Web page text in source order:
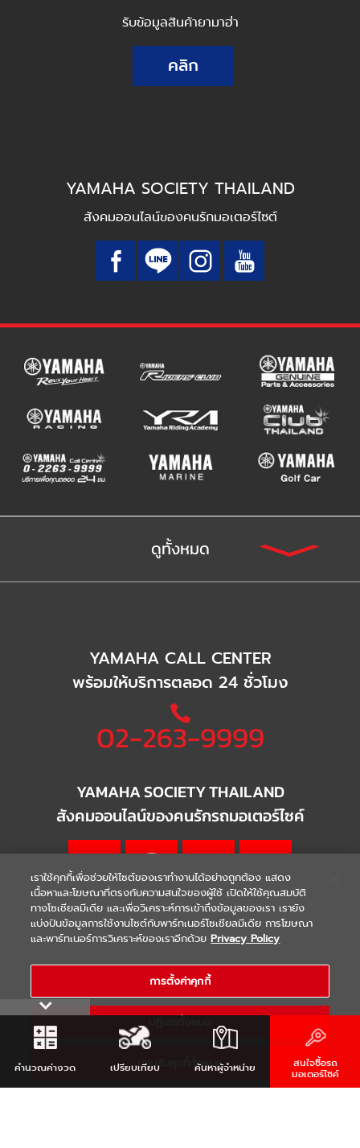
รับข้อมูลสินค้ายามาฮ่า
คลิก
YAMAHA SOCIETY THAILAND
สังคมออนไลน์ของคนรักมอเตอร์ไซต์
ดูทั้งหมด
YAMAHA CALL CENTER
พร้อมให้บริการตลอด 24 ชั่วโมง
02-263-9999
YAMAHA SOCIETY THAILAND
สังคมออนไลน์ของคนรักรถมอเตอร์ไซค์
WARRANTY | Terms & Conditions
COPYRIGHT 2021 THAI YAMAHA MOTOR CO.,LTD. ALL RIGHTS
RESERVED
คำนวณค่างวด เปรียบเทียบ ค้นหาผู้จำหน่าย สนใจซื้อรถ
มอเตอร์ไซค์
เราใช้คุกกี้เพื่อช่วยให้ไซต์ของเราทำงานได้อย่างถูกต้อง แสดง
เนื้อหาและโฆษณาที่ตรงกับความสนใจของผู้ใช้ เปิดให้ใช้คุณสมบัติ
ทางโซเชียลมีเดีย และเพื่อวิเคราะห์การเข้าถึงข้อมูลของเรา เรายัง
แบ่งปันข้อมูลการใช้งานไซต์กับพาร์ทเนอร์โซเชียลมีเดีย การโฆษณา
และพาร์ทเนอร์การวิเคราะห์ของเราอีกด้วย Privacy Policy
การตั้งค่าคุกกี้
ยอมรับคุกกี้ทั้งหมด